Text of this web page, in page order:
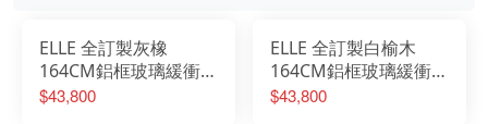
ELLE 全訂製灰橡
164CM鋁框玻璃緩衝高
滑門衣櫃
$43,800
ELLE 全訂製白榆木
164CM鋁框玻璃緩衝高
滑門衣櫃
$43,800